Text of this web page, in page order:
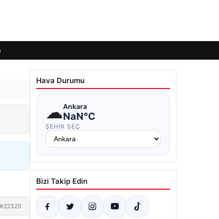
#22320
Hava Durumu
☁Ankara
NaN°C
ŞEHIR SEÇ
Bizi Takip Edin